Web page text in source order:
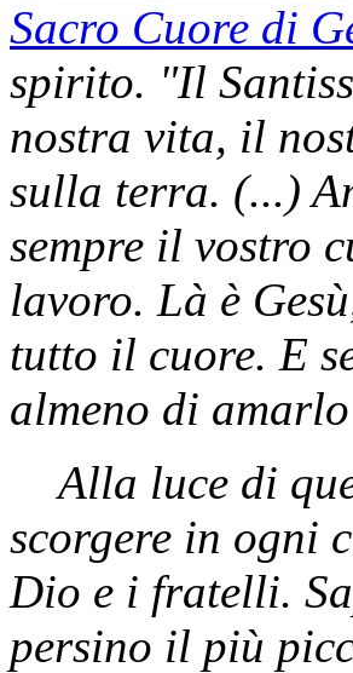
Sacro Cuore di
spirito. "Il
nostra vita, il
sulla terra. (...)
sempre il vostro
lavoro. Là è
tutto il cuore. E
almeno di
Alla luce di
scorgere in ogni
Dio e i fratelli.
persino il più